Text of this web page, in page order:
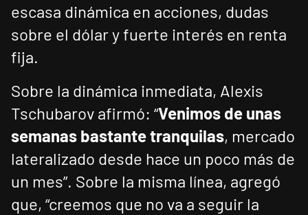
escasa dinámica en acciones, dudas
sobre el dólar y fuerte interés en renta
fija.
Sobre la dinámica inmediata, Alexis
Tschubarov afirmó: “Venimos de unas
semanas bastante tranquilas, mercado
lateralizado desde hace un poco más de
un mes”. Sobre la misma línea, agregó
que, “creemos que no va a seguir la